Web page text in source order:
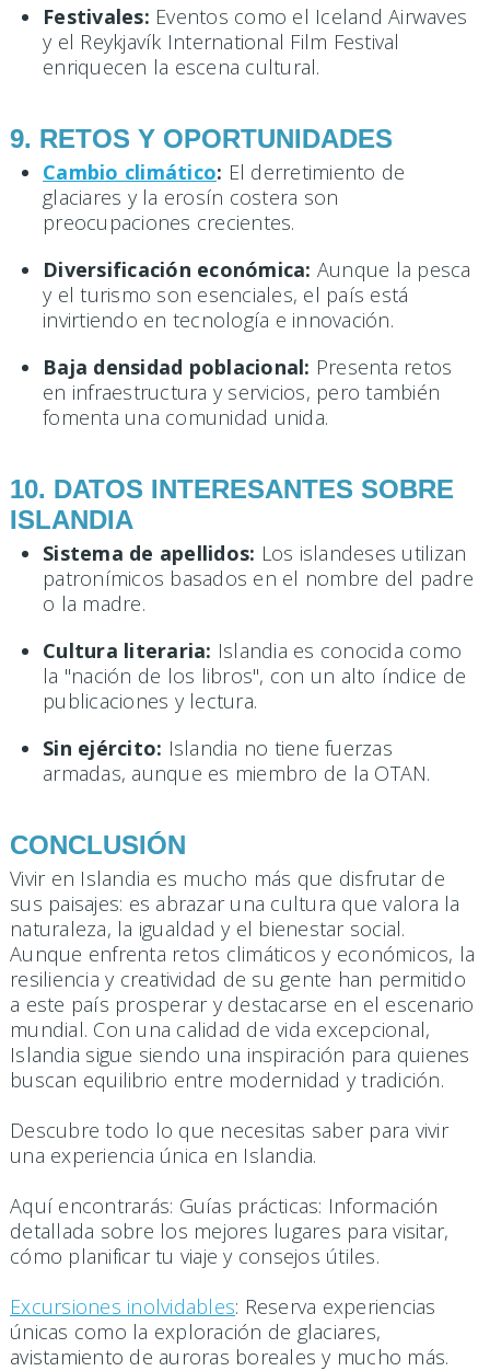
Festivales: Eventos como el Iceland Airwaves
y el Reykjavík International Film Festival
enriquecen la escena cultural.
9. RETOS Y OPORTUNIDADES
Cambio climático: El derretimiento de
glaciares y la erosín costera son
preocupaciones crecientes.
Diversificación económica: Aunque la pesca
y el turismo son esenciales, el país está
invirtiendo en tecnología e innovación.
Baja densidad poblacional: Presenta retos
en infraestructura y servicios, pero también
fomenta una comunidad unida.
10. DATOS INTERESANTES SOBRE
ISLANDIA
Sistema de apellidos: Los islandeses utilizan
patronímicos basados en el nombre del padre
o la madre.
Cultura literaria: Islandia es conocida como
la "nación de los libros", con un alto índice de
publicaciones y lectura.
Sin ejército: Islandia no tiene fuerzas
armadas, aunque es miembro de la OTAN.
CONCLUSIÓN
Vivir en Islandia es mucho más que disfrutar de
sus paisajes: es abrazar una cultura que valora la
naturaleza, la igualdad y el bienestar social.
Aunque enfrenta retos climáticos y económicos, la
resiliencia y creatividad de su gente han permitido
a este país prosperar y destacarse en el escenario
mundial. Con una calidad de vida excepcional,
Islandia sigue siendo una inspiración para quienes
buscan equilibrio entre modernidad y tradición.
Descubre todo lo que necesitas saber para vivir
una experiencia única en Islandia.
Aquí encontrarás: Guías prácticas: Información
detallada sobre los mejores lugares para visitar,
cómo planificar tu viaje y consejos útiles.
Excursiones inolvidables: Reserva experiencias
únicas como la exploración de glaciares,
avistamiento de auroras boreales y mucho más.